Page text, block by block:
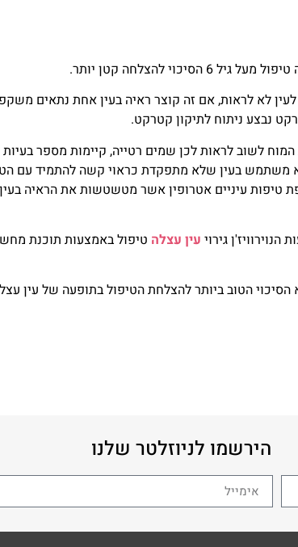
להצלחה קטן יותר.
לא לראות, אם זה קוצר ראיה בעין אחת נתאים
נבצע ניתוח לתיקון קטרקט.
לשוב לראות לכן שמים רטייה, קיימות מספר בעיות
משתמש בעין שלא מתפקדת כראוי קשה להתמיד עם
טיפות עיניים אטרופין אשר מטשטשות את הראיה בעין
עין עצלה טיפול באמצעות תוכנת
הסיכוי הטוב ביותר להצלחת הטיפול בתופעה של עין
הירשמו לניוזלטר שלנו